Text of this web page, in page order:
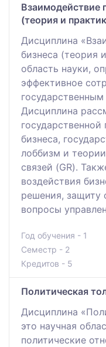
Взаимодействие
(теория и
Дисциплина
бизнеса (теория
область науки,
эффективное
Дисциплина
бизнеса,
лоббизм и
связей (GR).
воздействия
решения, защиту
вопросы
Год обучения - 1
Семестр - 2
Кредитов - 5
Политическая
Дисциплина
это научная
политические